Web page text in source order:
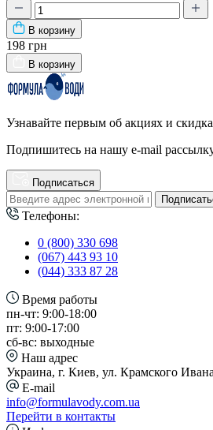
В корзину
198 грн
В корзину
Узнавайте первым об акциях и
Подпишитесь на нашу e-mail
Подписаться
Телефоны:
0 (800) 330 698
(067) 443 93 10
(044) 333 87 28
Время работы
пн-чт: 9:00-18:00
пт: 9:00-17:00
сб-вс: выходные
Наш адрес
Украина, г. Киев, ул. Крамского
E-mail
info@formulavody.com.ua
Перейти в контакты